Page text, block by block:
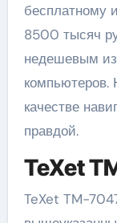
бесплатному
8500 тысяч
недешевым
компьютеров.
качестве
правдой.
TeXet
TeXet TM-